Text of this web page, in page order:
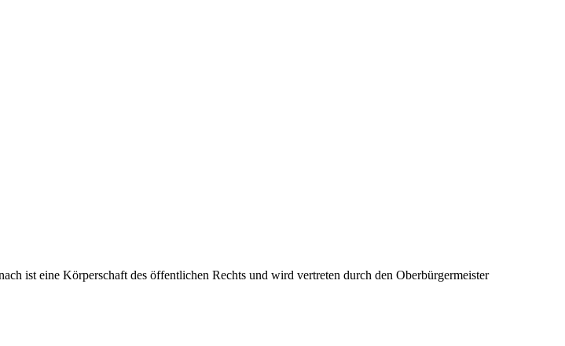
ist eine Körperschaft des öffentlichen Rechts und wird vertreten durch den Oberbürgermeister